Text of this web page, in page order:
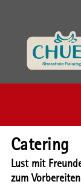
Catering
Lust mit
zum